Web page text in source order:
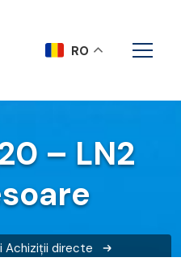
– LN2
Achiziții directe
RO